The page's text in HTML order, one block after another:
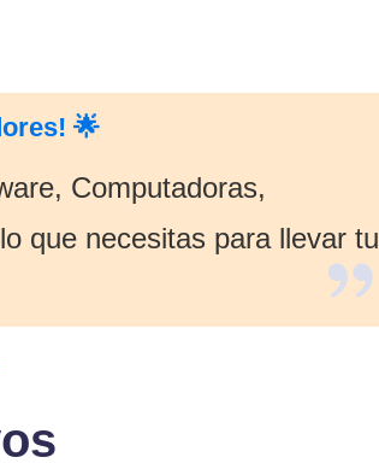
🌟
Computadoras,
que necesitas para llevar tu